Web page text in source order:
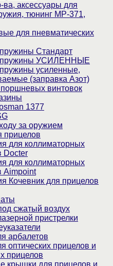
ва, аксессуары для
тюнинг МР-371,
для пневматических
Стандарт
пружины УСИЛЕННЫЕ
усиленные,
(заправка Азот)
винтовок
1377
за оружием
прицелов
для коллиматорных
Docter
для коллиматорных
Aimpoint
Кочевник для прицелов
сжатый воздух
пристрелки
арбалетов
оптических прицелов и
прицелов
крышки для прицелов и